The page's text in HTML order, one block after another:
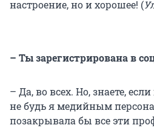
настроение, но и хорошее! (
– Ты зарегистрирована в
– Да, во всех. Но, знаете,
не будь я медийным
позакрывала бы все эти